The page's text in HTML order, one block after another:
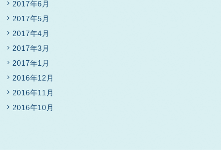
2017年6月
2017年5月
2017年4月
2017年3月
2017年1月
2016年12月
2016年11月
2016年10月